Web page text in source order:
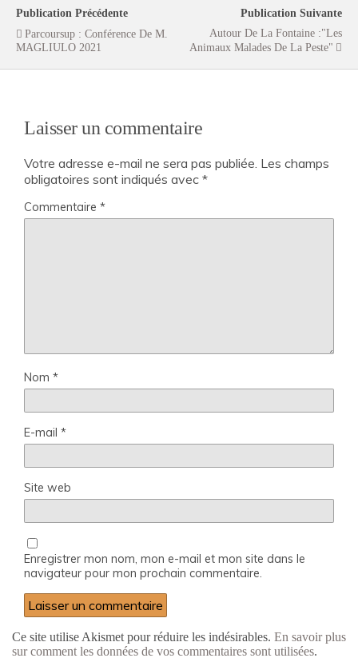
Publication Précédente
Parcoursup : Conférence De M.
MAGLIULO 2021
Publication Suivante
Autour De La Fontaine :"Les
Animaux Malades De La Peste"
Laisser un commentaire
Votre adresse e-mail ne sera pas publiée. Les champs
obligatoires sont indiqués avec *
Commentaire *
Nom *
E-mail *
Site web
Enregistrer mon nom, mon e-mail et mon site dans le
navigateur pour mon prochain commentaire.
Ce site utilise Akismet pour réduire les indésirables. En savoir plus
sur comment les données de vos commentaires sont utilisées.